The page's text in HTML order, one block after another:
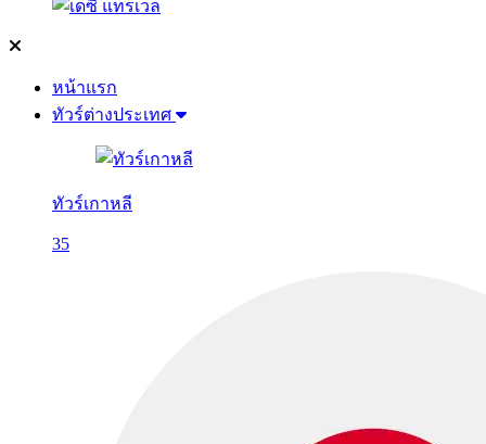
หน้าแรก
ทัวร์ต่างประเทศ
ทัวร์เกาหลี
35